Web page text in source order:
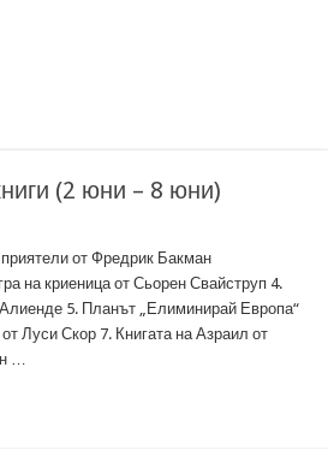
(2 юни – 8 юни)
от Фредрик Бакман
на криеница от Сьорен Свайструп 4.
5. Планът „Елиминирай Европа“
Луси Скор 7. Книгата на Азраил от
…